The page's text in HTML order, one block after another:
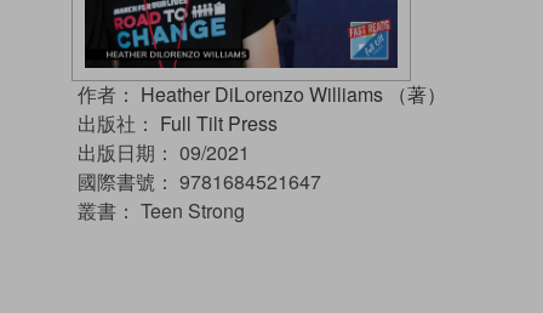
作者： Heather DiLorenzo Williams （著）
出版社： Full Tilt Press
出版日期： 09/2021
國際書號： 9781684521647
叢書： Teen Strong